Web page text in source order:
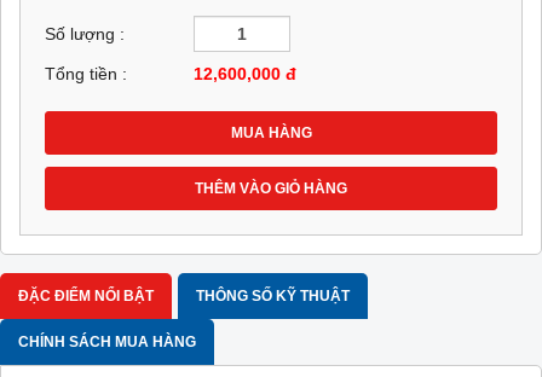
Số lượng :
Tổng tiền : 12,600,000 đ
MUA HÀNG
THÊM VÀO GIỎ HÀNG
ĐẶC ĐIỂM NỔI BẬT THÔNG SỐ KỸ THUẬT
CHÍNH SÁCH MUA HÀNG